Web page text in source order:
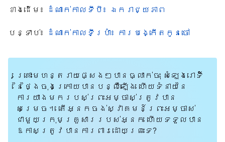
មានលក្ខណៈខុសគ្នាដែរ៖ មានជីវិត
ចិត្តចំពោះគ្នា ហើយអាពាហ៍ពិពាហ៍ជាច្រើនទៀតក៏
សប្បាយចិត្ត។ ទិសខាងកើតនៅឆ្ងាយពីទិស
ខាងលិចយ៉ាងណា ទិសខាងជើង ក៏មានចម្ងាយសែន
ឆ្ងាយពីទិសខាងត្បូងយ៉ាងនោះដែរ។ មាន
មនុស្សយ៉ាងច្រើនដែលជាការចាប់គូយ៉ាងល្អឥត
ខ្ចោះ ហើយដៃគូជាច្រើនក៏ចេញមកពីវណ្ណៈ
សង្គមស្មើគ្នាដែរ។ មនុស្សជាច្រើនរស់នៅ
ខាង​ដើម៖ ដំណាក់កាលទីបី៖ ឯករាជ្យភាព
បន្ទាប់៖ ដំណាក់កាលទីប្រាំ៖ ការបង្កើតកូនចៅ
គ្រោះមហន្តរាយផ្សេងៗបានធ្លាក់ចុះ សំឡេងរោទិ៍
នៃថ្ងៃចុងក្រោយបានបន្លឺឡើង ហើយទំនាយនៃ
ការយាងមករបស់ព្រះអម្ចាស់ត្រូវបាន
សម្រេច។ តើអ្នកចង់ស្វាគមន៍ព្រះអម្ចាស់
ជាមួយក្រុមគ្រួសាររបស់អ្នក ហើយទទួលបាន
ឱកាសត្រូវបានការពារដោយព្រះទេ?